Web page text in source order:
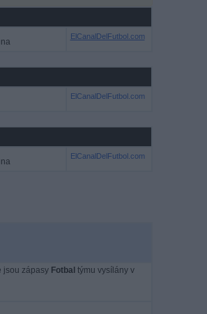
ElCanalDelFutbol.com
ElCanalDelFutbol.com
ElCanalDelFutbol.com
jsou zápasy Fotbal týmu vysílány v